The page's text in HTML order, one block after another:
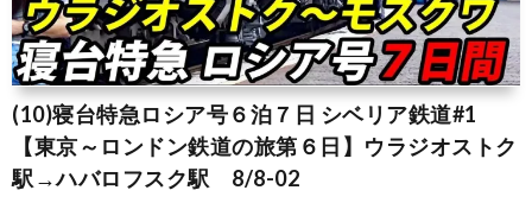
(10)寝台特急ロシア号６泊７日 シベリア鉄道#1
【東京～ロンドン鉄道の旅第６日】ウラジオストク
駅→ハバロフスク駅 8/8-02